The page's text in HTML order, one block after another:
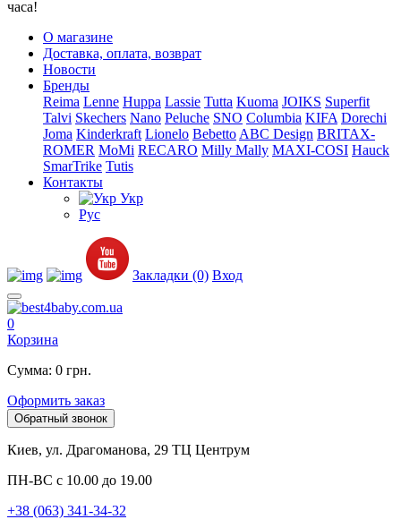
часа!
О магазине
Доставка, оплата, возврат
Новости
Бренды
Reima Lenne Huppa Lassie Tutta Kuoma JOIKS Superfit
Talvi Skechers Nano Peluche SNO Columbia KIFA Dorechi
Joma Kinderkraft Lionelo Bebetto ABC Design BRITAX-
ROMER MoMi RECARO Milly Mally MAXI-COSI Hauck
SmarTrike Tutis
Контакты
Укр
Рус
Закладки (0) Вход
0
Корзина
Сумма: 0 грн.
Оформить заказ
Обратный звонок
Киев, ул. Драгоманова, 29 ТЦ Центрум
ПН-ВС с 10.00 до 19.00
+38 (063) 341-34-32